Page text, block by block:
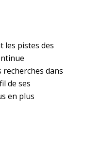
les pistes des
dans
de ses
en plus